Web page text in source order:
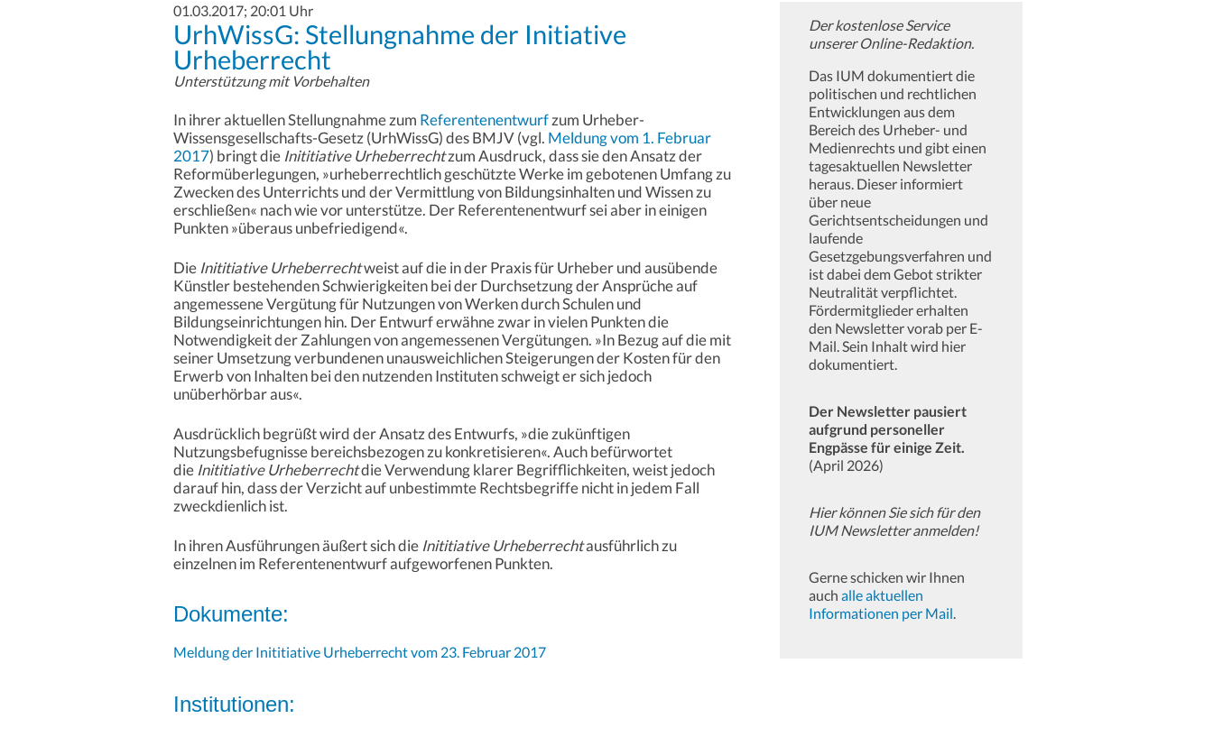
01.03.2017; 20:01 Uhr
UrhWissG: Stellungnahme der Initiative
Urheberrecht
Unterstützung mit Vorbehalten
In ihrer aktuellen Stellungnahme zum Referentenentwurfzum Urheber-
Wissensgesellschafts-Gesetz (UrhWissG) des BMJV (vgl. Meldung vom 1. Februar
2017) bringt die Inititiative Urheberrechtzum Ausdruck, dass sie den Ansatz der
Reformüberlegungen, »urheberrechtlich geschützte Werke im gebotenen Umfang zu
Zwecken des Unterrichts und der Vermittlung von Bildungsinhalten und Wissen zu
erschließen« nach wie vor unterstütze. Der Referentenentwurf sei aber in einigen
Punkten »überaus unbefriedigend«.
Die Inititiative Urheberrechtweist auf die in der Praxis für Urheber und ausübende
Künstler bestehenden Schwierigkeiten bei der Durchsetzung der Ansprüche auf
angemessene Vergütung für Nutzungen von Werken durch Schulen und
Bildungseinrichtungen hin. Der Entwurf erwähne zwar in vielen Punkten die
Notwendigkeit der Zahlungen von angemessenen Vergütungen. »In Bezug auf die mit
seiner Umsetzung verbundenen unausweichlichen Steigerungen der Kosten für den
Erwerb von Inhalten bei den nutzenden Instituten schweigt er sich jedoch
unüberhörbar aus«.
Ausdrücklich begrüßt wird der Ansatz des Entwurfs, »die zukünftigen
Nutzungsbefugnisse bereichsbezogen zu konkretisieren«. Auch befürwortet
die Inititiative Urheberrechtdie Verwendung klarer Begrifflichkeiten, weist jedoch
darauf hin, dass der Verzicht auf unbestimmte Rechtsbegriffe nicht in jedem Fall
zweckdienlich ist.
In ihren Ausführungen äußert sich die Inititiative Urheberrechtausführlich zu
einzelnen im Referentenentwurf aufgeworfenen Punkten.
Dokumente:
Meldung der Inititiative Urheberrecht vom 23. Februar 2017
Institutionen:
Der kostenlose Service
unserer Online-Redaktion.
Das IUM dokumentiert die
politischen und rechtlichen
Entwicklungen aus dem
Bereich des Urheber- und
Medienrechts und gibt einen
tagesaktuellen Newsletter
heraus. Dieser informiert
über neue
Gerichtsentscheidungen und
laufende
Gesetzgebungsverfahren und
ist dabei dem Gebot strikter
Neutralität verpflichtet.
Fördermitglieder erhalten
den Newsletter vorab per E-
Mail. Sein Inhalt wird hier
dokumentiert.
Der Newsletter pausiert
aufgrund personeller
Engpässe für einige Zeit.
(April 2026)
Hier können Sie sich für den
IUM Newsletter anmelden!
Gerne schicken wir Ihnen
auch alle aktuellen
Informationen per Mail.